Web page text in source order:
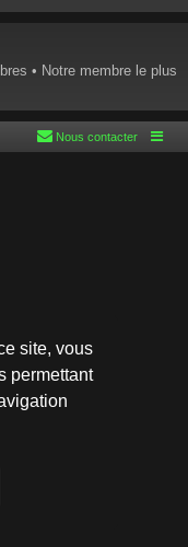
site, vous
permettant
• Notre membre le plus
Nous contacter
phpBB Limited